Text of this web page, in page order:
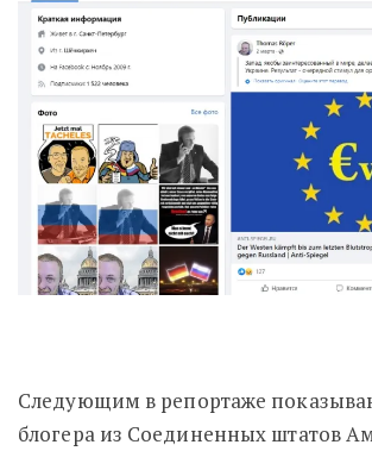
Следующим в репортаже
блогера из Соединенных штатов